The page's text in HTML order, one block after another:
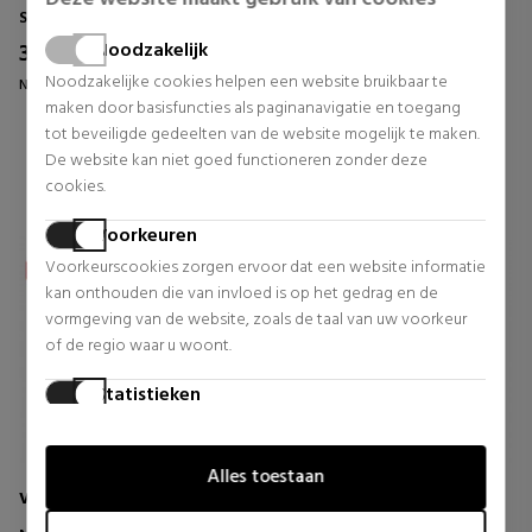
Noodzakelijk
Noodzakelijke cookies helpen een website bruikbaar te
maken door basisfuncties als paginanavigatie en toegang
tot beveiligde gedeelten van de website mogelijk te maken.
De website kan niet goed functioneren zonder deze
cookies.
Voorkeuren
Voorkeurscookies zorgen ervoor dat een website informatie
kan onthouden die van invloed is op het gedrag en de
vormgeving van de website, zoals de taal van uw voorkeur
of de regio waar u woont.
Statistieken
hoe bezoekers omgaan met websites door anoniem
informatie te verzamelen en te rapporteren.
Alles toestaan
INTENSIEF WERKEND SERUM
Specifiek
38,72 € 19% UIT.
Normale prijs 47,95 €
0 beoordelingen
VAN DE LIPPENBARRIÈRE
Normale prijs 10,95 €
0 beoordelingen
VICHY